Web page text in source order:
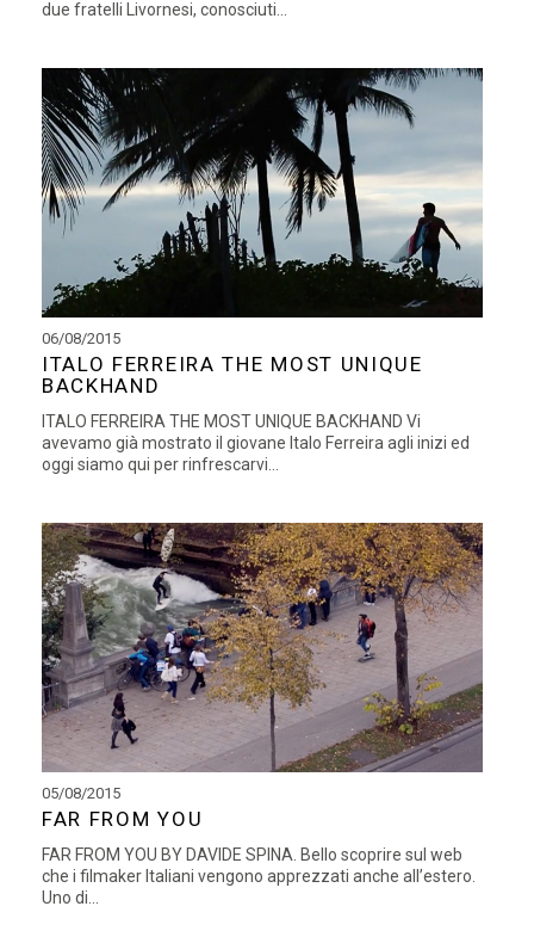
due fratelli Livornesi, conosciuti...
06/08/2015
ITALO FERREIRA THE MOST UNIQUE
BACKHAND
ITALO FERREIRA THE MOST UNIQUE BACKHAND Vi
avevamo già mostrato il giovane Italo Ferreira agli inizi ed
oggi siamo qui per rinfrescarvi...
05/08/2015
FAR FROM YOU
FAR FROM YOU BY DAVIDE SPINA. Bello scoprire sul web
che i filmaker Italiani vengono apprezzati anche all’estero.
Uno di...